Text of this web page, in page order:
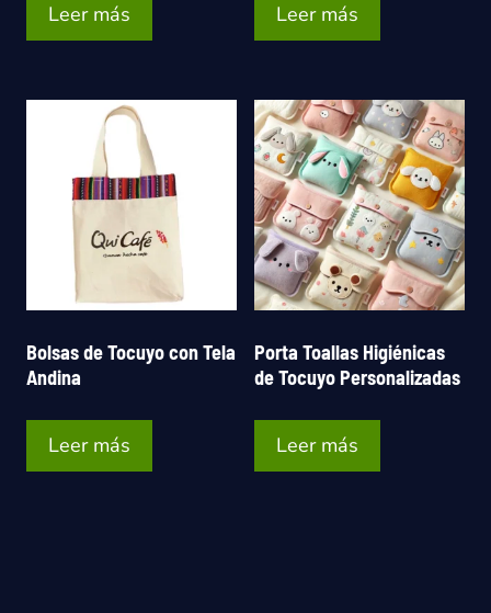
Leer más Leer más
Bolsas de Tocuyo con Tela
Andina
Leer más
Porta Toallas Higiénicas
de Tocuyo Personalizadas
Leer más